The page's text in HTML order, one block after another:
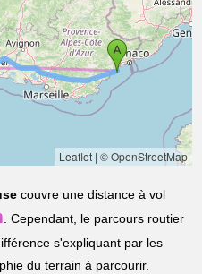
Leaflet| © OpenStreetMap
couvre une distance à vol
. Cependant, le parcours routier
s'expliquant par les
du terrain à parcourir.